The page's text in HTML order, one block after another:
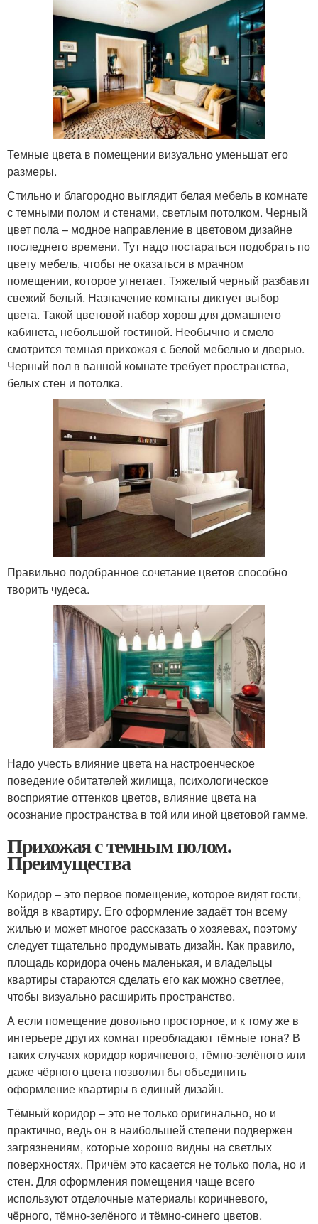
Темные цвета в помещении визуально уменьшат его
размеры.
Стильно и благородно выглядит белая мебель в комнате
с темными полом и стенами, светлым потолком. Черный
цвет пола – модное направление в цветовом дизайне
последнего времени. Тут надо постараться подобрать по
цвету мебель, чтобы не оказаться в мрачном
помещении, которое угнетает. Тяжелый черный разбавит
свежий белый. Назначение комнаты диктует выбор
цвета. Такой цветовой набор хорош для домашнего
кабинета, небольшой гостиной. Необычно и смело
смотрится темная прихожая с белой мебелью и дверью.
Черный пол в ванной комнате требует пространства,
белых стен и потолка.
Правильно подобранное сочетание цветов способно
творить чудеса.
Надо учесть влияние цвета на настроенческое
поведение обитателей жилища, психологическое
восприятие оттенков цветов, влияние цвета на
осознание пространства в той или иной цветовой гамме.
Прихожая с темным полом.
Преимущества
Коридор – это первое помещение, которое видят гости,
войдя в квартиру. Его оформление задаёт тон всему
жилью и может многое рассказать о хозяевах, поэтому
следует тщательно продумывать дизайн. Как правило,
площадь коридора очень маленькая, и владельцы
квартиры стараются сделать его как можно светлее,
чтобы визуально расширить пространство.
А если помещение довольно просторное, и к тому же в
интерьере других комнат преобладают тёмные тона? В
таких случаях коридор коричневого, тёмно-зелёного или
даже чёрного цвета позволил бы объединить
оформление квартиры в единый дизайн.
Тёмный коридор – это не только оригинально, но и
практично, ведь он в наибольшей степени подвержен
загрязнениям, которые хорошо видны на светлых
поверхностях. Причём это касается не только пола, но и
стен. Для оформления помещения чаще всего
используют отделочные материалы коричневого,
чёрного, тёмно-зелёного и тёмно-синего цветов.